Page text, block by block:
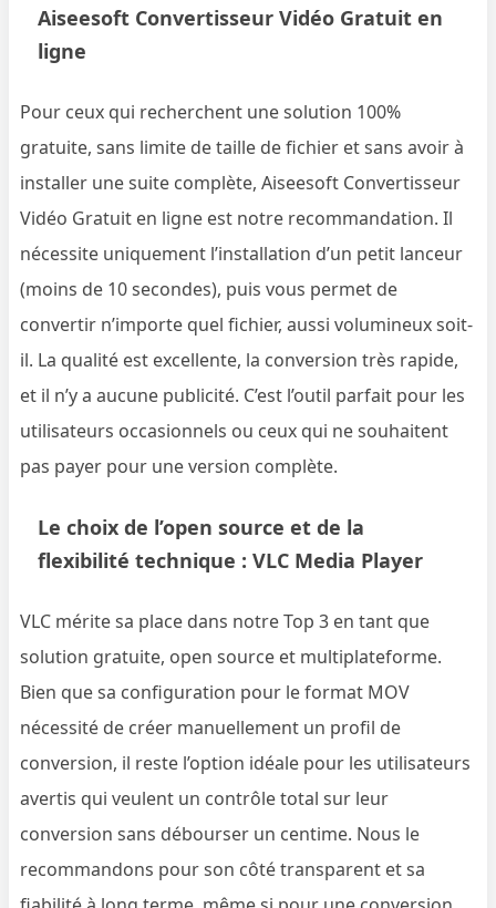
Aiseesoft Convertisseur Vidéo Gratuit en
ligne
Pour ceux qui recherchent une solution 100%
gratuite, sans limite de taille de fichier et sans avoir à
installer une suite complète, Aiseesoft Convertisseur
Vidéo Gratuit en ligne est notre recommandation. Il
nécessite uniquement l’installation d’un petit lanceur
(moins de 10 secondes), puis vous permet de
convertir n’importe quel fichier, aussi volumineux soit-
il. La qualité est excellente, la conversion très rapide,
et il n’y a aucune publicité. C’est l’outil parfait pour les
utilisateurs occasionnels ou ceux qui ne souhaitent
pas payer pour une version complète.
Le choix de l’open source et de la
flexibilité technique : VLC Media Player
VLC mérite sa place dans notre Top 3 en tant que
solution gratuite, open source et multiplateforme.
Bien que sa configuration pour le format MOV
nécessité de créer manuellement un profil de
conversion, il reste l’option idéale pour les utilisateurs
avertis qui veulent un contrôle total sur leur
conversion sans débourser un centime. Nous le
recommandons pour son côté transparent et sa